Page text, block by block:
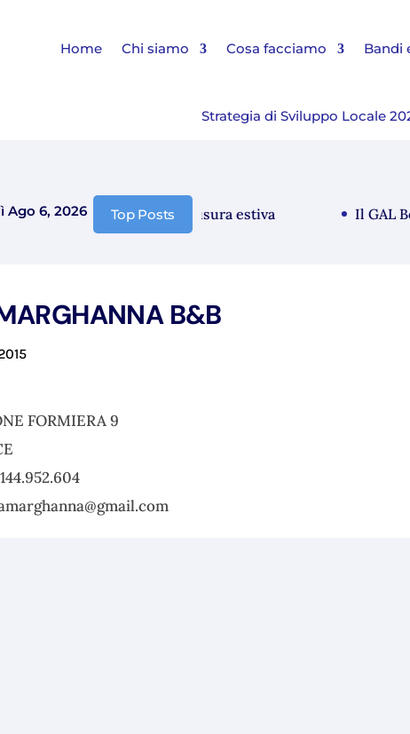
Home Chi siamo Cosa facciamo Bandi
Strategia di Sviluppo Locale
Ago 6, 2026 Top Posts
Comunicazione chiusura estiva Il GAL
B&B
FORMIERA 9